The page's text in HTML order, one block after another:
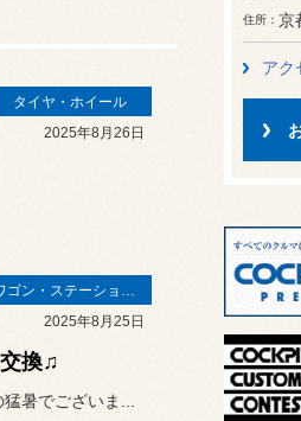
タイヤ・ホイール
2025年8月26日
ワゴン・ステーションワゴン
2025年8月25日
換♫
暑でございま...
住所 京
アク